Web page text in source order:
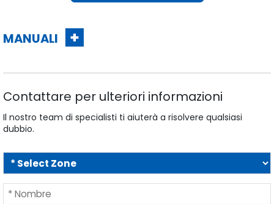
MANUALI
Contattare per ulteriori informazioni
Il nostro team di specialisti ti aiuterà a risolvere qualsiasi
dubbio.